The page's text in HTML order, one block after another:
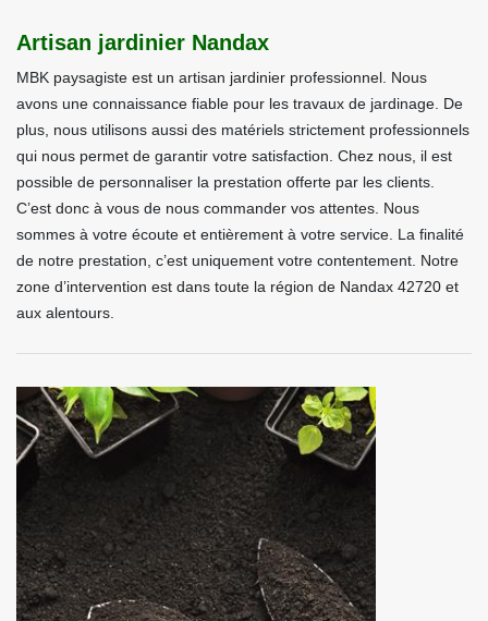
Artisan jardinier Nandax
MBK paysagiste est un artisan jardinier professionnel. Nous
avons une connaissance fiable pour les travaux de jardinage. De
plus, nous utilisons aussi des matériels strictement professionnels
qui nous permet de garantir votre satisfaction. Chez nous, il est
possible de personnaliser la prestation offerte par les clients.
C’est donc à vous de nous commander vos attentes. Nous
sommes à votre écoute et entièrement à votre service. La finalité
de notre prestation, c’est uniquement votre contentement. Notre
zone d’intervention est dans toute la région de Nandax 42720 et
aux alentours.